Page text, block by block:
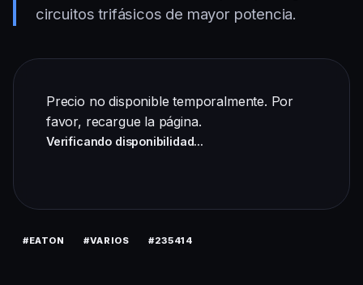
circuitos trifásicos de mayor potencia.
Precio no disponible temporalmente. Por
favor, recargue la página.
Verificando disponibilidad...
#EATON #VARIOS #235414